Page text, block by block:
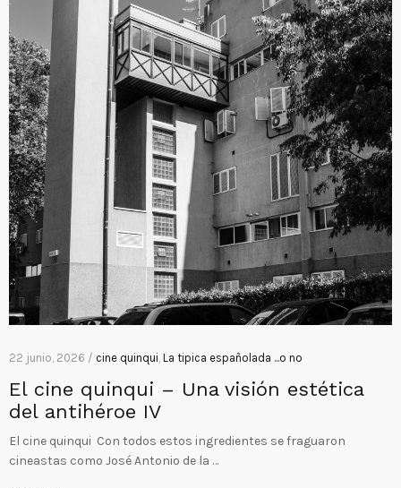
22 junio, 2026 / cine quinqui, La tipica españolada ...o no
El cine quinqui – Una visión estética
del antihéroe IV
El cine quinqui Con todos estos ingredientes se fraguaron
cineastas como José Antonio de la …